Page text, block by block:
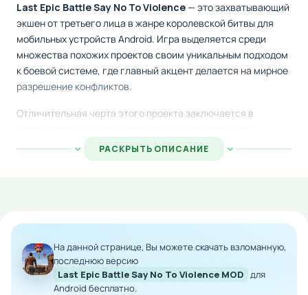
Last Epic Battle Say No To Violence— это захватывающий
экшен от третьего лица в жанре королевской битвы для
мобильных устройств Android. Игра выделяется среди
множества похожих проектов своим уникальным подходом
к боевой системе, где главный акцент делается на мирное
разрешение конфликтов.
Отличительная черта этого проекта заключается в
арсенала. Вместо традиционного оружия игроки
применяют оригинальные механики: закупоривают врагов
непредсказуемым.
Скачайте Last Epic Battle Say No To Violence на Андроид и
испытайте совершенно новый взгляд на жанр королевской
битвы, где победа достигается без насилия и
РАСКРЫТЬ ОПИСАНИЕ
На данной странице, Вы можете скачать взломанную,
последнюю версию
Last Epic Battle Say No To Violence MOD для
Android бесплатно.